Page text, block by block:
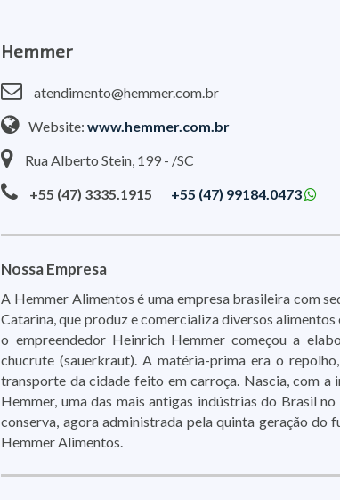
Hemmer
atendimento@hemmer.com.br
Website:www.hemmer.com.br
Rua Alberto Stein, 199 - /SC
+55 (47) 3335.1915
+55 (47) 99184.0473
Nossa Empresa
A Hemmer Alimentos é uma empresa brasileira com
Catarina, que produz e comercializa diversos alimentos
o empreendedor Heinrich Hemmer começou a
chucrute (sauerkraut). A matéria-prima era o
transporte da cidade feito em carroça. Nascia, com a
Hemmer, uma das mais antigas indústrias do Brasil
conserva, agora administrada pela quinta geração do
Hemmer Alimentos.